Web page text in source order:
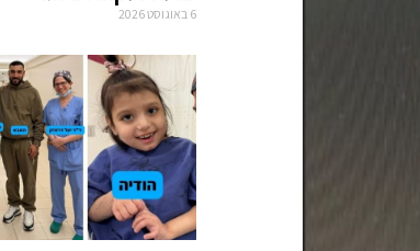
6 באוגוסט 2026